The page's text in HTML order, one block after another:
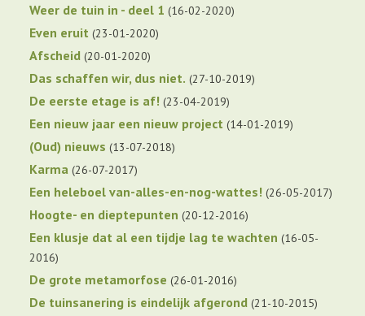
Weer de tuin in - deel 1 16-02-2020
Even eruit 23-01-2020
Afscheid 20-01-2020
Das schaffen wir, dus niet. 27-10-2019
De eerste etage is af! 23-04-2019
Een nieuw jaar een nieuw project 14-01-2019
(Oud) nieuws 13-07-2018
Karma 26-07-2017
Een heleboel van-alles-en-nog-wattes! 26-05-2017
Hoogte- en dieptepunten 20-12-2016
Een klusje dat al een tijdje lag te wachten 16-05-
2016
De grote metamorfose 26-01-2016
De tuinsanering is eindelijk afgerond 21-10-2015